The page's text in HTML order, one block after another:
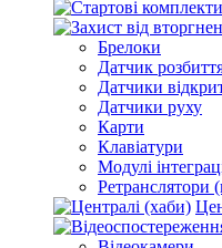
Брелоки
Датчик
Датчики
Датчики руху
Карти
Клавіатури
Модулі
Ретранслятори